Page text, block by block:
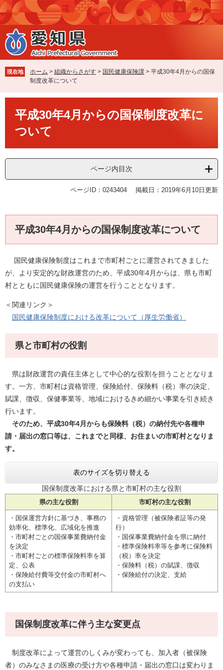
ペ
ー
ジ
の
先
で
す
メ
ニ
ュ
ー
を
ば
し
本
現在地 ホーム > 組織からさがす > 国民健康保険課 > 平成30年4月からの国保
制度改革について
平成30年4月からの国保制度改革に
ついて
ページ内目次
ページID：0243404 掲載日：2019年6月10日更新
平成30年4月からの国保制度改革について
国民健康保険制度はこれまで市町村ごとに運営されてきました
が、より安定的な財政運営のため、平成30年4月からは、県も市町
村とともに国民健康保険の運営を行うこととなります。
＜関連リンク＞
国民健康保険制度における改革について（厚生労働省）
県と市町村の役割
県は財政運営の責任主体として中心的な役割を担うこととなりま
す。一方、市町村は資格管理、保険給付、保険料（税）率の決定、
賦課、徴収、保健事業等、地域におけるきめ細かい事業を引き続き
行います。
そのため、平成30年4月からも保険料（税）の納付先や各種申
請・届出の窓口等は、これまでと同様、お住まいの市町村となりま
す。
表のサイズを切り替える
国保制度改革における県と市町村の主な役割
県の主な役割 市町村の主な役割
・国保運営方針に基づき、事務の
効率化、標準化、広域化を推進
・市町村ごとの国保事業費納付金
を決定
・市町村ごとの標準保険料率を算
定、公表
・保険給付費等交付金の市町村へ
の支払い
・資格管理（被保険者証等の発
行）
・国保事業費納付金を県に納付
・標準保険料率等を参考に保険料
（税）率を決定
・保険料（税）の賦課、徴収
・保険給付の決定、支給
国保制度改革に伴う主な変更点
制度改革によって運営のしくみが変わっても、加入者（被保険
者）のみなさまの医療の受け方や各種申請・届出の窓口は変わりま